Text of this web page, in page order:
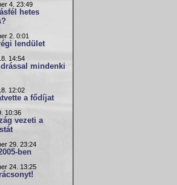
4. 23:49
hetes
2. 0:01
lendület
14:54
mindenki
12:02
a fődíjat
10:36
vezeti a
29. 23:24
ben
24. 13:25